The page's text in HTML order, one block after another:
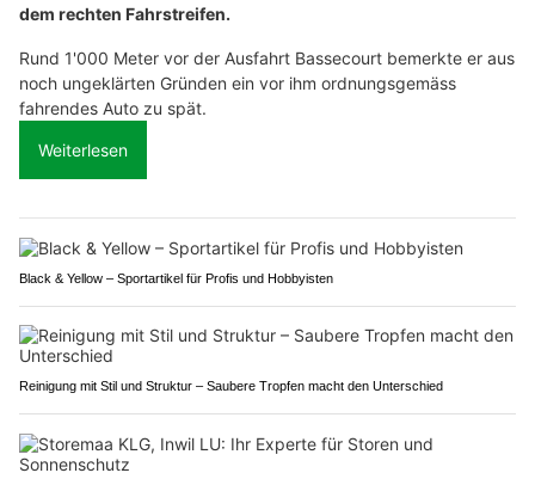
dem rechten Fahrstreifen.
Rund 1'000 Meter vor der Ausfahrt Bassecourt bemerkte er aus
noch ungeklärten Gründen ein vor ihm ordnungsgemäss
fahrendes Auto zu spät.
Weiterlesen
Black & Yellow – Sportartikel für Profis und Hobbyisten
Reinigung mit Stil und Struktur – Saubere Tropfen macht den Unterschied